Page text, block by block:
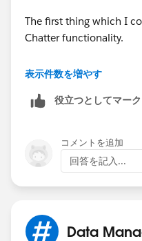
The first thing which I
Chatter functionality.
You can create groups
you have lots of free
Khoi
表示件数を増やす
役立つとしてマーク
コメントを追加
回答を記入...
Data